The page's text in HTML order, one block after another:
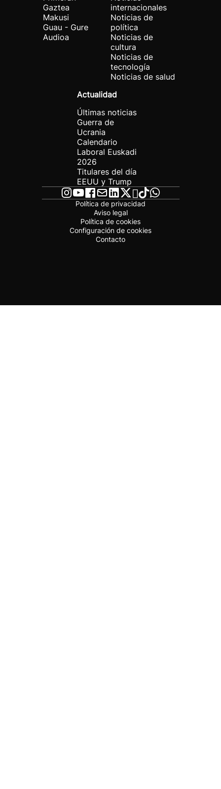
Gaztea
Makusi
Guau - Gure
Audioa
internacionales
Noticias de
política
Noticias de
cultura
Noticias de
tecnología
Noticias de salud
Actualidad
Últimas noticias
Guerra de
Ucrania
Calendario
Laboral Euskadi
2026
Titulares del día
EEUU y Trump
Política de privacidad
Aviso legal
Política de cookies
Configuración de cookies
Contacto